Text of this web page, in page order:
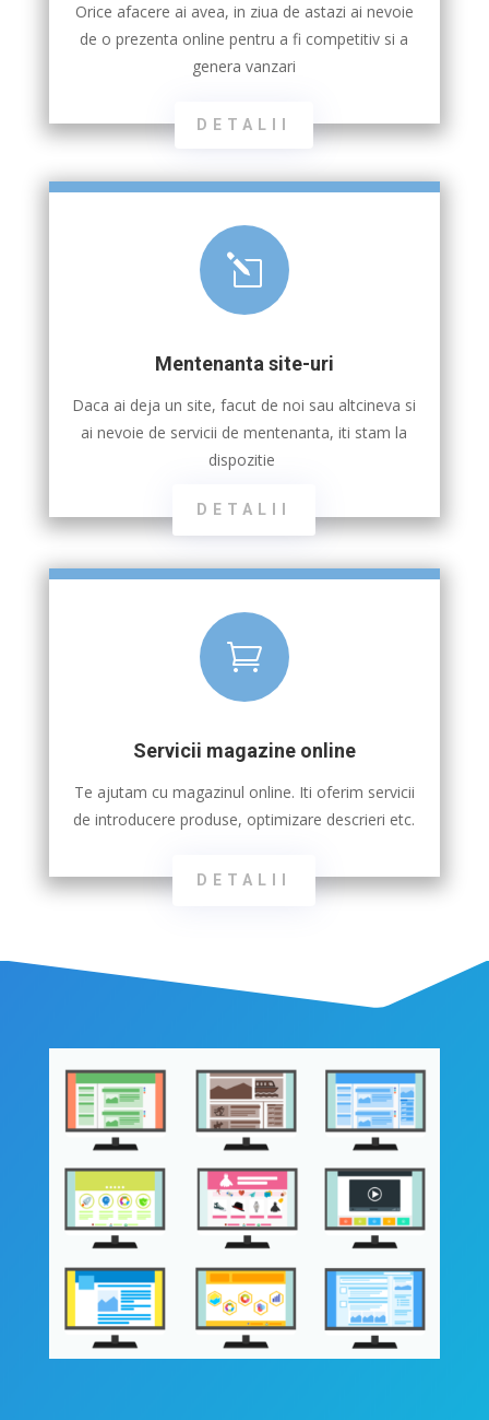
Orice afacere ai avea, in ziua de astazi ai nevoie
de o prezenta online pentru a fi competitiv si a
genera vanzari
DETALII
l
Mentenanta site-uri
Daca ai deja un site, facut de noi sau altcineva si
ai nevoie de servicii de mentenanta, iti stam la
dispozitie
DETALII

Servicii magazine online
Te ajutam cu magazinul online. Iti oferim servicii
de introducere produse, optimizare descrieri etc.
DETALII